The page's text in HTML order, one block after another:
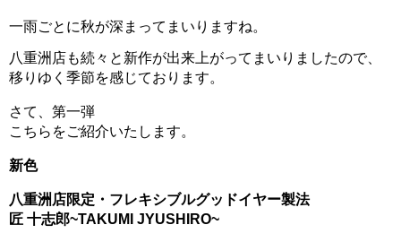
一雨ごとに秋が深まってまいりますね。
八重洲店も続々と新作が出来上がってまいりましたので、
移りゆく季節を感じております。
さて、第一弾
こちらをご紹介いたします。
新色
八重洲店限定・フレキシブルグッドイヤー製法
匠 十志郎~TAKUMI JYUSHIRO~